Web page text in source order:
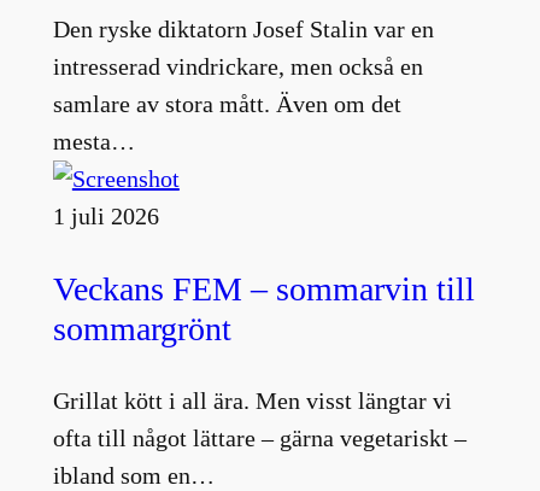
Den ryske diktatorn Josef Stalin var en
intresserad vindrickare, men också en
samlare av stora mått. Även om det
mesta…
1 juli 2026
Veckans FEM – sommarvin till
sommargrönt
Grillat kött i all ära. Men visst längtar vi
ofta till något lättare – gärna vegetariskt –
ibland som en…